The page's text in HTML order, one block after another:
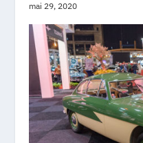
mai 29, 2020